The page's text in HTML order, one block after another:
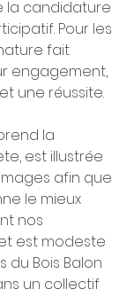
la candidature
Pour les
fait
engagement,
une réussite.
la
est illustrée
afin que
le mieux
nos
est modeste
du Bois Balon
un collectif